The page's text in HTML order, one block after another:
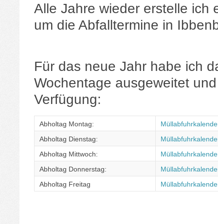
Alle Jahre wieder erstelle ich
um die Abfalltermine in
Für das neue Jahr habe ich
Wochentage ausgeweitet
Verfügung:
Abholtag Montag:
Abholtag Dienstag:
Abholtag Mittwoch:
Abholtag Donnerstag:
Abholtag Freitag